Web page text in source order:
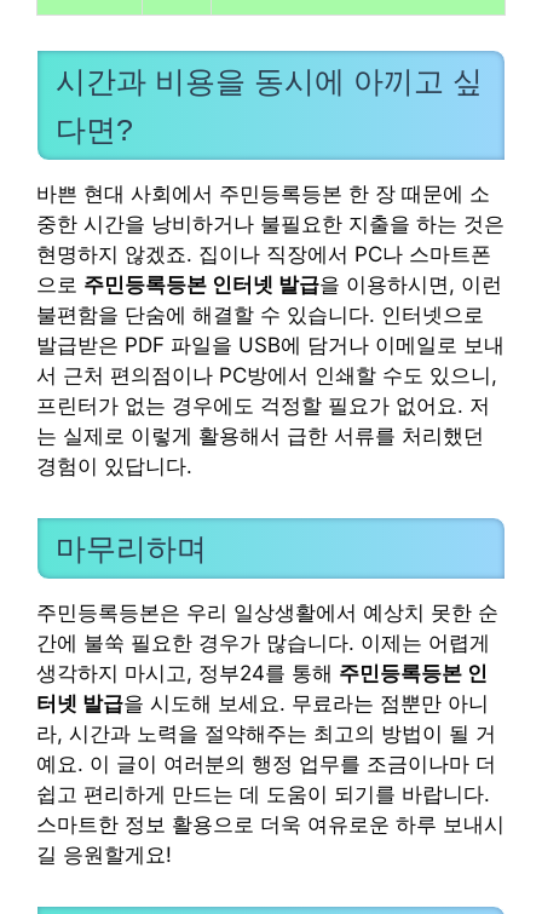
시간과 비용을 동시에 아끼고 싶
다면?
바쁜 현대 사회에서 주민등록등본 한 장 때문에 소
중한 시간을 낭비하거나 불필요한 지출을 하는 것은
현명하지 않겠죠. 집이나 직장에서 PC나 스마트폰
으로 주민등록등본 인터넷 발급을 이용하시면, 이런
불편함을 단숨에 해결할 수 있습니다. 인터넷으로
발급받은 PDF 파일을 USB에 담거나 이메일로 보내
서 근처 편의점이나 PC방에서 인쇄할 수도 있으니,
프린터가 없는 경우에도 걱정할 필요가 없어요. 저
는 실제로 이렇게 활용해서 급한 서류를 처리했던
경험이 있답니다.
마무리하며
주민등록등본은 우리 일상생활에서 예상치 못한 순
간에 불쑥 필요한 경우가 많습니다. 이제는 어렵게
생각하지 마시고, 정부24를 통해 주민등록등본 인
터넷 발급을 시도해 보세요. 무료라는 점뿐만 아니
라, 시간과 노력을 절약해주는 최고의 방법이 될 거
예요. 이 글이 여러분의 행정 업무를 조금이나마 더
쉽고 편리하게 만드는 데 도움이 되기를 바랍니다.
스마트한 정보 활용으로 더욱 여유로운 하루 보내시
길 응원할게요!